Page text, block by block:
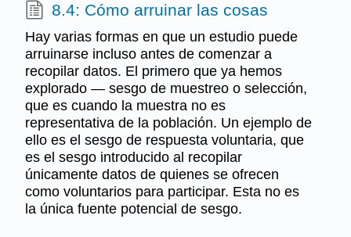
8.4: Cómo arruinar las cosas
Hay varias formas en que un estudio puede
arruinarse incluso antes de comenzar a
recopilar datos. El primero que ya hemos
explorado — sesgo de muestreo o selección,
que es cuando la muestra no es
representativa de la población. Un ejemplo de
ello es el sesgo de respuesta voluntaria, que
es el sesgo introducido al recopilar
únicamente datos de quienes se ofrecen
como voluntarios para participar. Esta no es
la única fuente potencial de sesgo.